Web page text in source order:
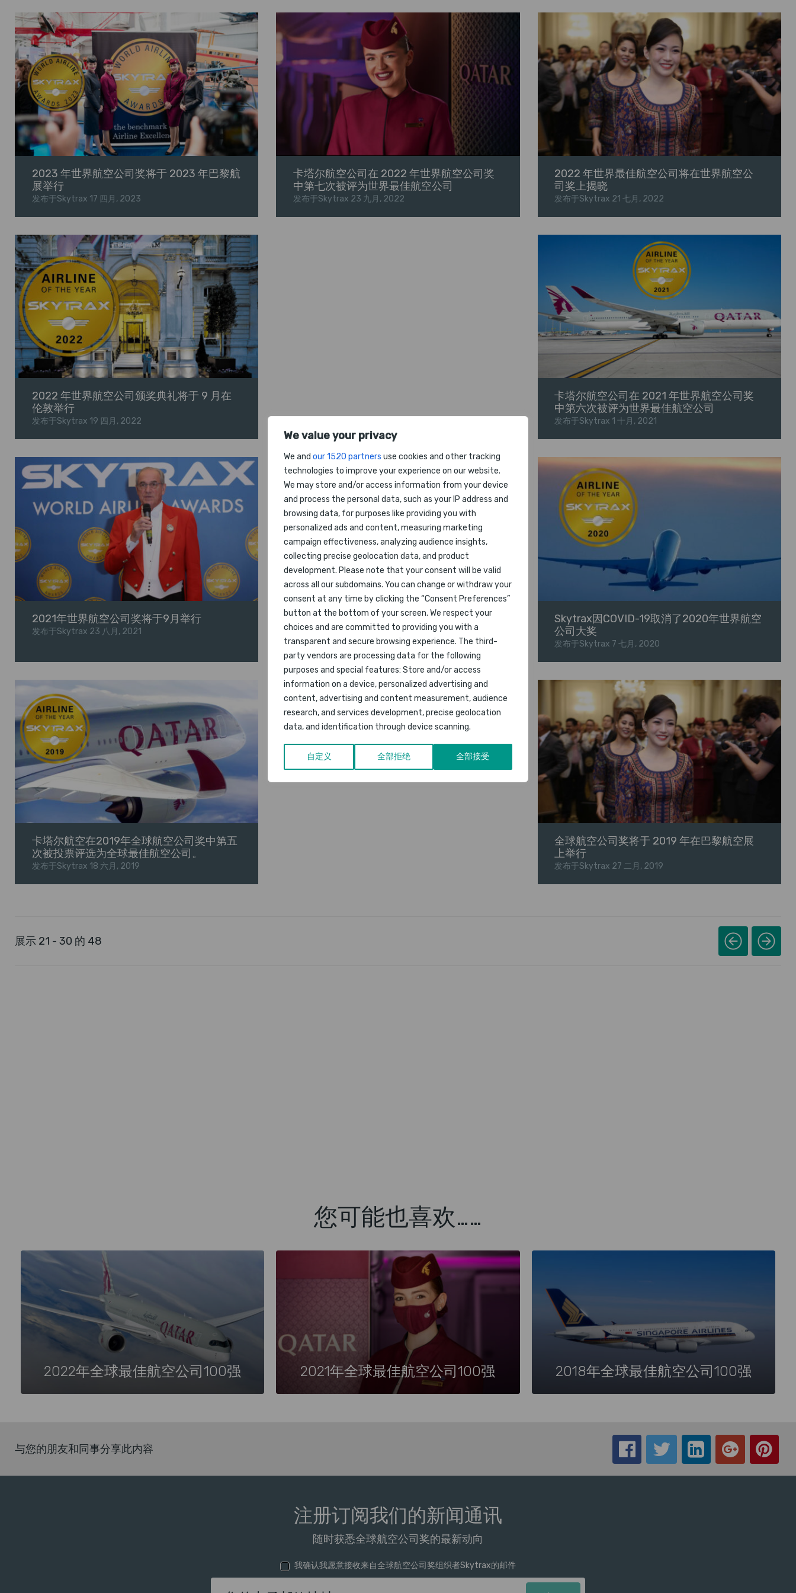
We value your privacy
We and our 1520 partners use cookies and other tracking
technologies to improve your experience on our website.
We may store and/or access information from your device
and process the personal data, such as your IP address and
browsing data, for purposes like providing you with
personalized ads and content, measuring marketing
campaign effectiveness, analyzing audience insights,
collecting precise geolocation data, and product
development. Please note that your consent will be valid
across all our subdomains. You can change or withdraw your
consent at any time by clicking the “Consent Preferences”
button at the bottom of your screen. We respect your
choices and are committed to providing you with a
transparent and secure browsing experience. The third-
party vendors are processing data for the following
purposes and special features: Store and/or access
information on a device, personalized advertising and
content, advertising and content measurement, audience
research, and services development, precise geolocation
data, and identification through device scanning.
自定义 全部拒绝 全部接受
2023 年世界航空公司奖将于 2023 年巴黎航
展举行
发布于Skytrax 17 四月, 2023
卡塔尔航空公司在 2022 年世界航空公司奖
中第七次被评为世界最佳航空公司
发布于Skytrax 23 九月, 2022
2022 年世界最佳航空公司将在世界航空公
司奖上揭晓
发布于Skytrax 21 七月, 2022
2022 年世界航空公司颁奖典礼将于 9 月在
伦敦举行
发布于Skytrax 19 四月, 2022
卡塔尔航空公司在 2021 年世界航空公司奖
中第六次被评为世界最佳航空公司
发布于Skytrax 1 十月, 2021
2021年世界航空公司奖将于9月举行
发布于Skytrax 23 八月, 2021
Skytrax 宣布 2021 年 COVID-19 和世界航空
公司奖的日期
发布于Skytrax10 十二月, 2020
Skytrax因COVID-19取消了2020年世界航空
公司大奖
发布于Skytrax 7 七月, 2020
卡塔尔航空在2019年全球航空公司奖中第五
次被投票评选为全球最佳航空公司。
发布于Skytrax 18 六月, 2019
全球航空公司奖将于 2019 年在巴黎航空展
上举行
发布于Skytrax 27 二月, 2019
展示 21 - 30 的 48
您可能也喜欢……
2022年全球最佳航空公司100强 2021年全球最佳航空公司100强 2018年全球最佳航空公司100强
与您的朋友和同事分享此内容
注册订阅我们的新闻通讯
随时获悉全球航空公司奖的最新动向
我确认我愿意接收来自全球航空公司奖组织者Skytrax的邮件
电子邮箱地址